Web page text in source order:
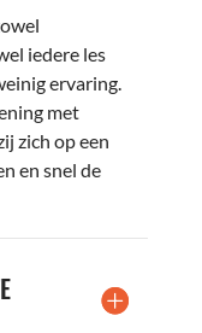
iedere les
ervaring.
met
zich op een
en snel de